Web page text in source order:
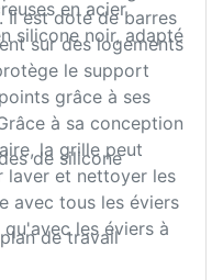
Il est doté de barres
sur des logements
le support
grâce à ses
à sa conception
la grille peut
laver et nettoyer les
avec tous les éviers
les éviers à
en acier
silicone noir, adapté
de silicone
de travail